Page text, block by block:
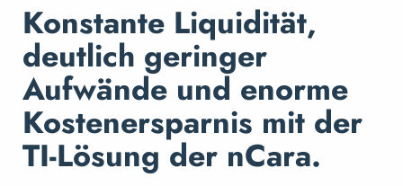
Konstante Liquidität,
deutlich geringer
Aufwände und enorme
Kostenersparnis mit der
TI-Lösung der nCara.